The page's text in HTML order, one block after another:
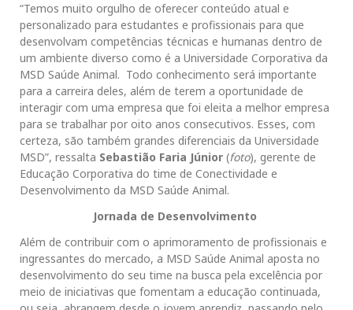
“Temos muito orgulho de oferecer conteúdo atual e
personalizado para estudantes e profissionais para que
desenvolvam competências técnicas e humanas dentro de
um ambiente diverso como é a Universidade Corporativa da
MSD Saúde Animal. Todo conhecimento será importante
para a carreira deles, além de terem a oportunidade de
interagir com uma empresa que foi eleita a melhor empresa
para se trabalhar por oito anos consecutivos. Esses, com
certeza, são também grandes diferenciais da Universidade
MSD”, ressalta Sebastião Faria Júnior (foto), gerente de
Educação Corporativa do time de Conectividade e
Desenvolvimento da MSD Saúde Animal.
Jornada de Desenvolvimento
Além de contribuir com o aprimoramento de profissionais e
ingressantes do mercado, a MSD Saúde Animal aposta no
desenvolvimento do seu time na busca pela excelência por
meio de iniciativas que fomentam a educação continuada,